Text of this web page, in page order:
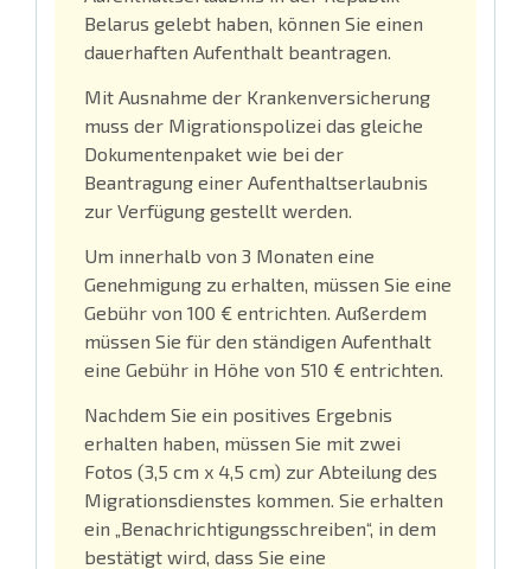
Belarus gelebt haben, können Sie einen
dauerhaften Aufenthalt beantragen.
Mit Ausnahme der Krankenversicherung
muss der Migrationspolizei das gleiche
Dokumentenpaket wie bei der
Beantragung einer Aufenthaltserlaubnis
zur Verfügung gestellt werden.
Um innerhalb von 3 Monaten eine
Genehmigung zu erhalten, müssen Sie eine
Gebühr von 100 € entrichten. Außerdem
müssen Sie für den ständigen Aufenthalt
eine Gebühr in Höhe von 510 € entrichten.
Nachdem Sie ein positives Ergebnis
erhalten haben, müssen Sie mit zwei
Fotos (3,5 cm x 4,5 cm) zur Abteilung des
Migrationsdienstes kommen. Sie erhalten
ein „Benachrichtigungsschreiben“, in dem
bestätigt wird, dass Sie eine